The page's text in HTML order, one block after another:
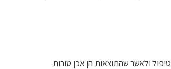
ולאשר שהתוצאות הן אכן טובות